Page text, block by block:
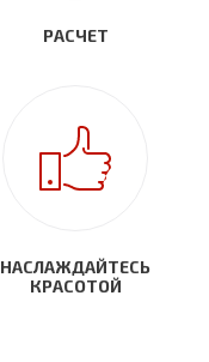
РАСЧЕТ
НАСЛАЖДАЙТЕСЬ
КРАСОТОЙ